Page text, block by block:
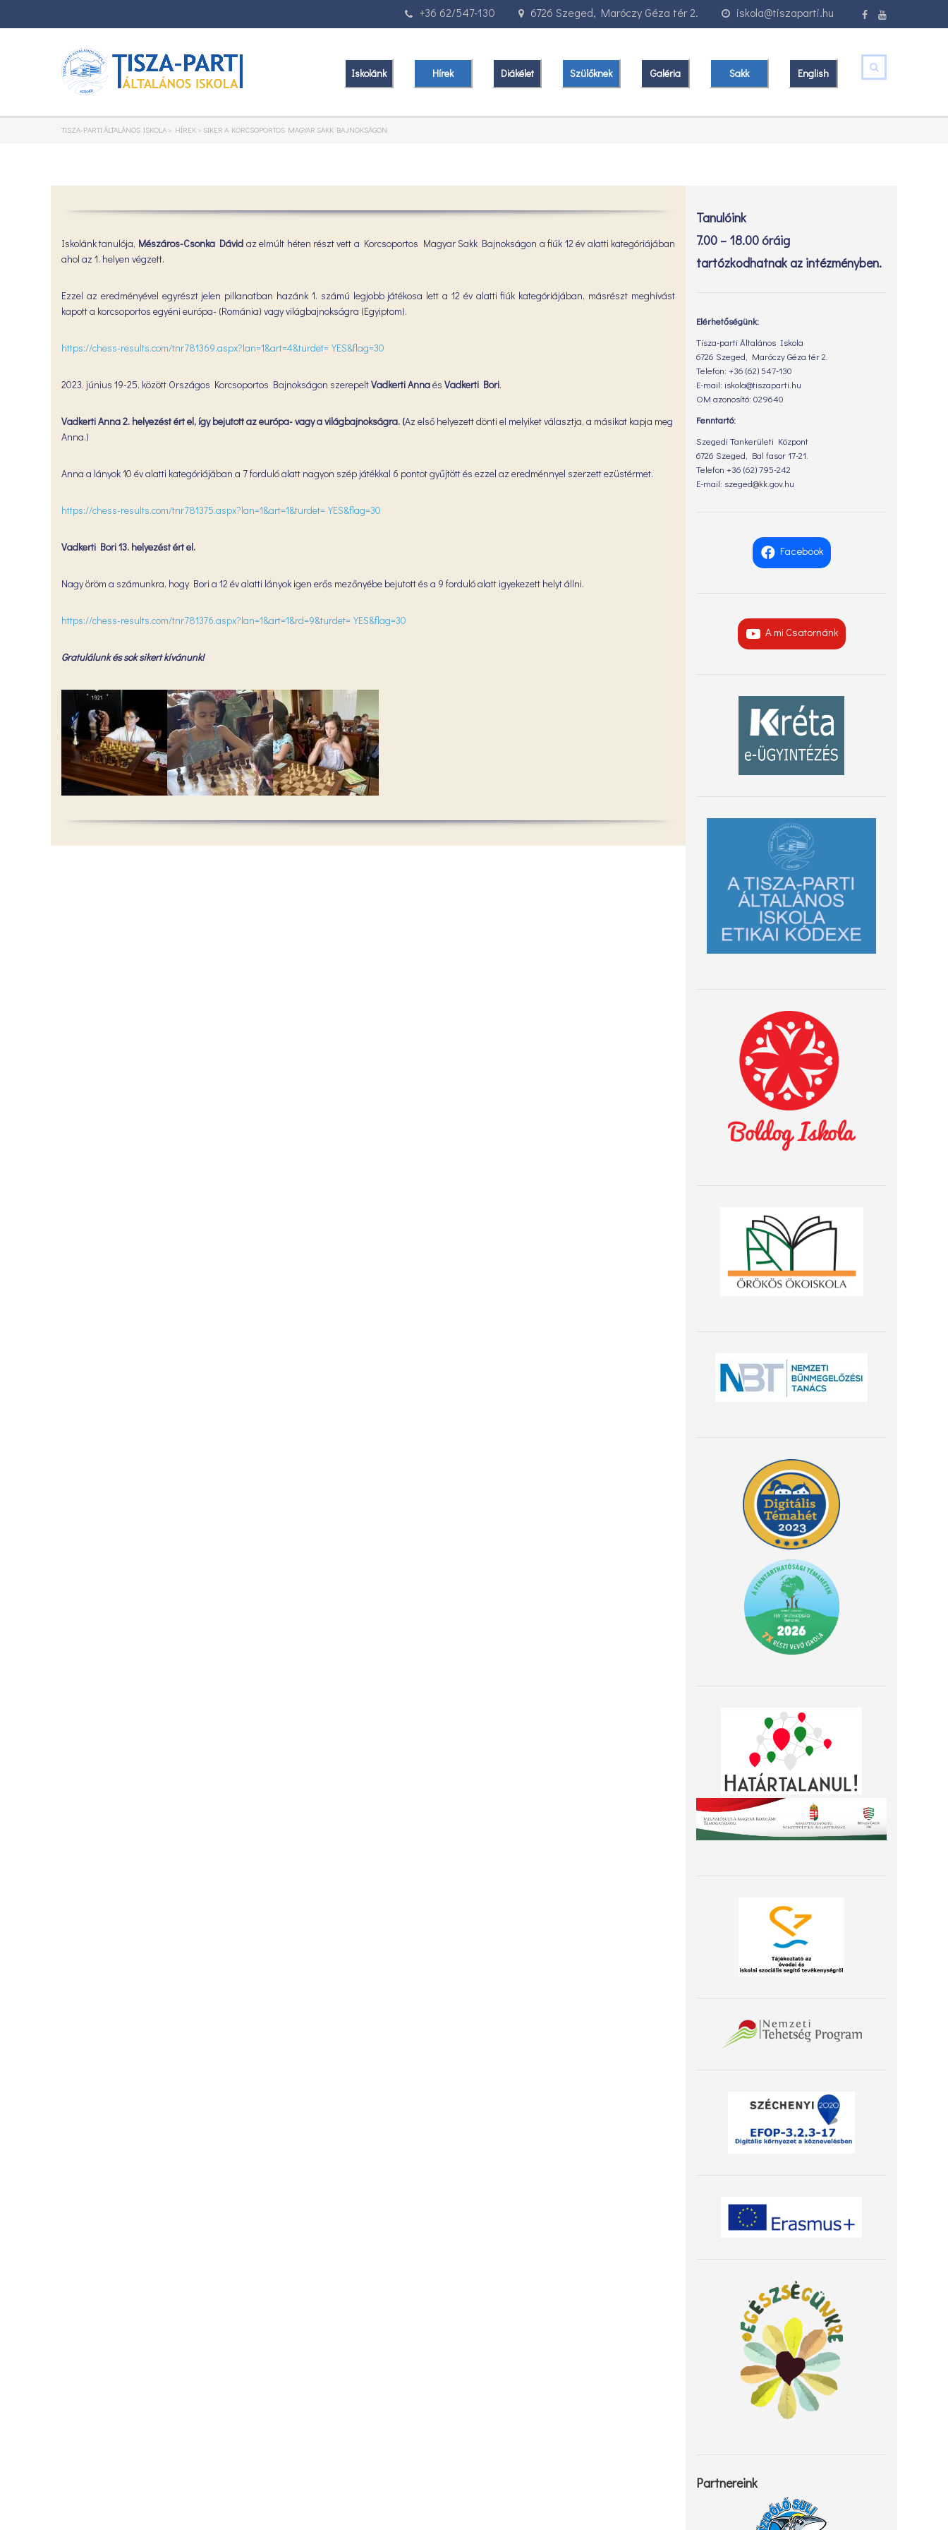
iskola@tiszaparti.hu
6726 Szeged, Maróczy Géza tér 2.
+36 62/547-130
Iskolánk Hírek Diákélet Szülőknek Galéria Sakk English
TISZA-PARTI ÁLTALÁNOS ISKOLA > HÍREK > SIKER A KORCSOPORTOS MAGYAR SAKK BAJNOKSÁGON
Iskolánk tanulója, Mészáros-Csonka Dávid az elmúlt héten részt vett a Korcsoportos Magyar Sakk Bajnokságon a fiúk 12 év alatti kategóriájában
ahol az 1. helyen végzett.
Ezzel az eredményével egyrészt jelen pillanatban hazánk 1. számú legjobb játékosa lett a 12 év alatti fiúk kategóriájában, másrészt meghívást
kapott a korcsoportos egyéni európa- (Románia) vagy világbajnokságra (Egyiptom).
https://chess-results.com/tnr781369.aspx?lan=1&art=4&turdet=YES&flag=30
2023. június 19-25. között Országos Korcsoportos Bajnokságon szerepeltVadkerti Annaés Vadkerti Bori.
Vadkerti Anna 2. helyezést ért el, így bejutott az európa- vagy a világbajnokságra. (Az első helyezett dönti el melyiket választja, a másikat kapja meg
Anna.)
Anna a lányok 10 év alatti kategóriájában a 7 forduló alatt nagyon szép játékkal 6 pontot gyűjtött és ezzel az eredménnyel szerzett ezüstérmet.
https://chess-results.com/tnr781375.aspx?lan=1&art=1&turdet=YES&flag=30
Vadkerti Bori 13. helyezést ért el.
Nagy öröm a számunkra, hogy Bori a 12 év alatti lányok igen erős mezőnyébe bejutott és a 9 forduló alatt igyekezett helyt állni.
https://chess-results.com/tnr781376.aspx?lan=1&art=1&rd=9&turdet=YES&flag=30
Gratulálunk és sok sikert kívánunk!
Tanulóink
7.00 – 18.00 óráig
tartózkodhatnak az intézményben.
Elérhetőségünk:
Tisza-parti Általános Iskola
6726 Szeged, Maróczy Géza tér 2.
Telefon: +36 (62) 547-130
E-mail: iskola@tiszaparti.hu
OM azonosító: 029640
Fenntartó:
Szegedi Tankerületi Központ
6726 Szeged, Bal fasor 17-21.
Telefon +36 (62) 795-242
E-mail: szeged@kk.gov.hu
Facebook
A mi Csatornánk
Partnereink